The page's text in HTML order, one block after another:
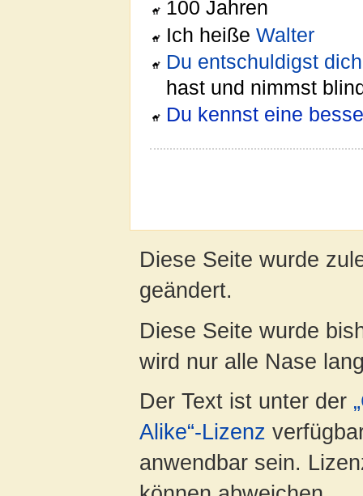
100 Jahren
Ich heißeWalter
Du entschuldigst dich
hast und nimmst
Du kennst eine
Diese Seite wurde
geändert.
Diese Seite wurde
wird nur alle Nase
Der Text ist unter der
Alike“-Lizenz
anwendbar sein.